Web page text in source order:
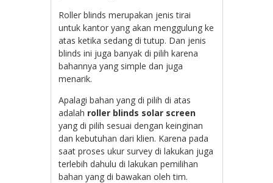
Roller blinds merupakan jenis tirai
untuk kantor yang akan menggulung ke
atas ketika sedang di tutup. Dan jenis
blinds ini juga banyak di pilih karena
bahannya yang simple dan juga
menarik.
Apalagi bahan yang di pilih di atas
adalah roller blinds solar screen
yang di pilih sesuai dengan keinginan
dan kebutuhan dari klien. Karena pada
saat proses ukur survey di lakukan juga
terlebih dahulu di lakukan pemilihan
bahan yang di bawakan oleh tim.